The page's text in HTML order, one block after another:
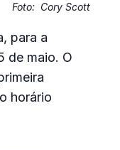
Foto: Cory Scott
para a
de maio. O
horário